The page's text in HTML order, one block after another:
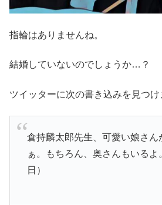
指輪はありませんね。
結婚していないのでしょうか…？
ツイッターに次の書き込みを見つけ
倉持麟太郎先生、可愛い娘さん
ぁ。もちろん、奥さんもいる
日）